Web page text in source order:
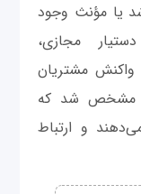
یا مؤنث وجود
مجازی،
مشتریان
مشخص شد که
و ارتباط